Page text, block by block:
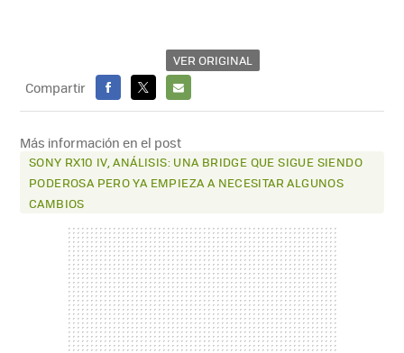
VER ORIGINAL
Compartir
FACEBOOK
X
E-
MAIL
Más información en el post
SONY RX10 IV, ANÁLISIS: UNA BRIDGE QUE SIGUE SIENDO
PODEROSA PERO YA EMPIEZA A NECESITAR ALGUNOS
CAMBIOS